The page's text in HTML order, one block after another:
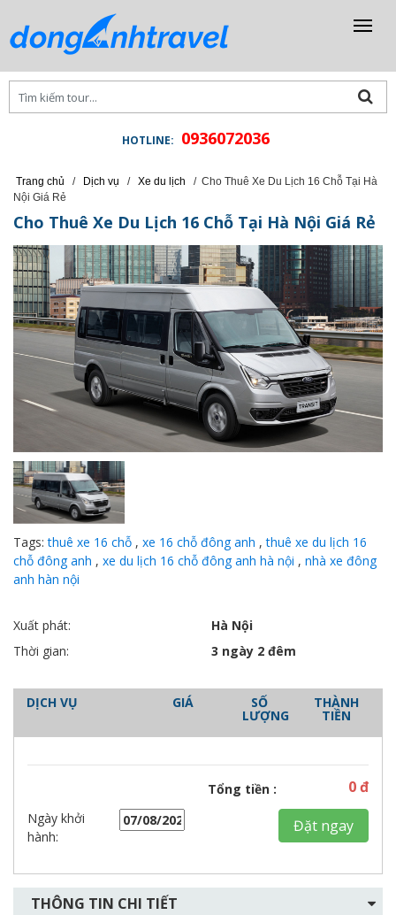
HOTLINE: 0936072036
Trang chủ / Dịch vụ / Xe du lịch / Cho Thuê Xe Du Lịch 16 Chỗ Tại Hà
Nội Giá Rẻ
Cho Thuê Xe Du Lịch 16 Chỗ Tại Hà Nội Giá Rẻ
Tags:thuê xe 16 chỗ , xe 16 chỗ đông anh ,thuê xe du lịch 16
chỗ đông anh , xe du lịch 16 chỗ đông anh hà nội , nhà xe đông
anh hàn nội
Xuất phát:
Hà Nội
Thời gian:
3 ngày 2 đêm
DỊCH VỤ GIÁ SỐ
LƯỢNG
THÀNH
TIỀN
Tổng tiền : 0đ
Ngày khởi
hành:
Đặt ngay
THÔNG TIN CHI TIẾT